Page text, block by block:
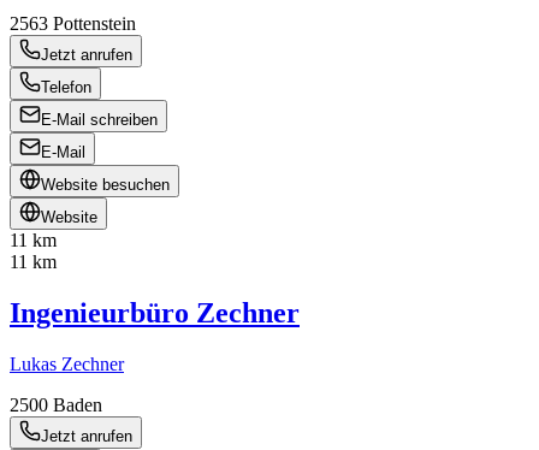
2563 Pottenstein
Jetzt anrufen
Telefon
E-Mail schreiben
E-Mail
Website besuchen
Website
11 km
11 km
Ingenieurbüro Zechner
Lukas Zechner
2500 Baden
Jetzt anrufen